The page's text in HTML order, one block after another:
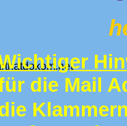
ger
die Mail